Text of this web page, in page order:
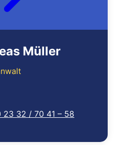
Müller
23 32 / 70 41 – 58